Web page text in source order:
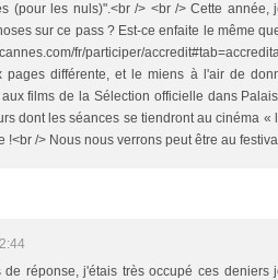
(pour les nuls)".<br /> <br /> Cette année,
sur ce pass ? Est-ce enfaite le même
fr/participer/
pages différente, et le miens à l'air de
films de la Sélection officielle dans
dont les séances se tiendront au cinéma «
!<br /> Nous nous verrons peut être au
de réponse, j'étais très occupé ces deniers